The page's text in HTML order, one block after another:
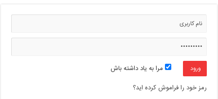
مرا به یاد داشته باش
رمز خود را فراموش کرده اید؟